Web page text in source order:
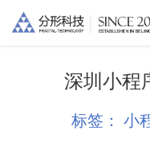
深圳小
标签： 小